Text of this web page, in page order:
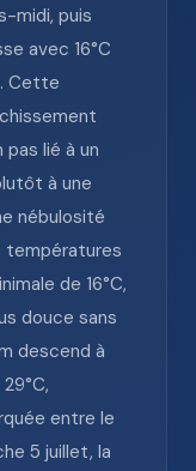
midi, puis
avec 16°C
Cette
lié à un
à une
nébulosité
températures
de 16°C,
douce sans
descend à
entre le
5 juillet, la